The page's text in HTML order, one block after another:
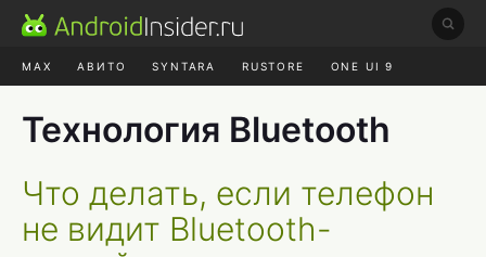
MAX АВИТО SYNTARA RUSTORE ONE UI 9
Технология Bluetooth
Что делать, если телефон
не видит Bluetooth-